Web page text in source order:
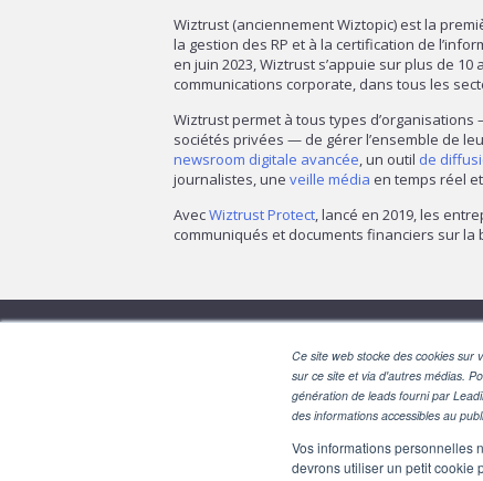
Ce site web stocke des cookies sur
sur ce site et via d'autres médias.
génération de leads fourni par
des informations accessibles au
Vos informations personnelles
devrons utiliser un petit cookie
Wiztrust (anciennement Wiztopic) est la
la gestion des RP et à la certification de
en juin 2023, Wiztrust s’appuie sur plus de 10
communications corporate, dans tous les
Wiztrust permet à tous types
sociétés privées — de gérer l’ensemble de
newsroom digitale avancée, un outil de
journalistes, une veille média en temps réel
AvecWiztrust Protect, lancé en 2019, les
communiqués et documents financiers sur